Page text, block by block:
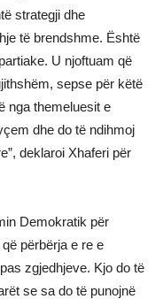
strategji dhe
të brendshme. Është
U njoftuam që
sepse për këtë
nga themeluesit e
dhe do të ndihmoj
deklaroi Xhaferi për
Demokratik për
përbërja e re e
zgjedhjeve. Kjo do të
se sa do të punojnë